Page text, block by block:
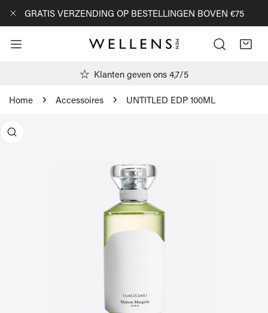
NAAR ARTIKEL
GRATIS VERZENDING OP BESTELLINGEN BOVEN €75
Klanten geven ons 4,7/5
Home Accessoires UNTITLED EDP 100ML